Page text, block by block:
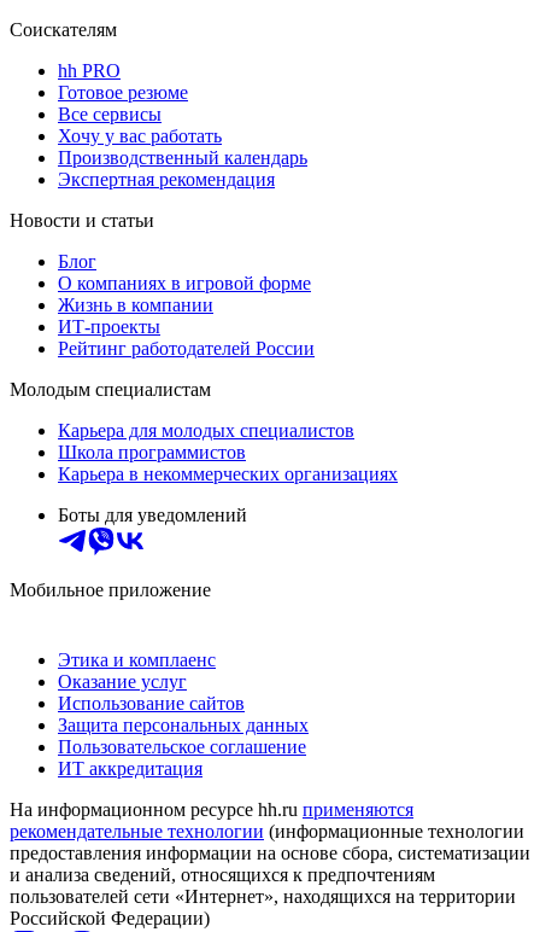
Соискателям
hh PRO
Готовое резюме
Все сервисы
Хочу у вас работать
Производственный календарь
Экспертная рекомендация
Новости и статьи
Блог
О компаниях в игровой форме
Жизнь в компании
ИТ-проекты
Рейтинг работодателей России
Молодым специалистам
Карьера для молодых специалистов
Школа программистов
Карьера в некоммерческих организациях
Боты для уведомлений
Мобильное приложение
Этика и комплаенс
Оказание услуг
Использование сайтов
Защита персональных данных
Пользовательское соглашение
ИТ аккредитация
На информационном ресурсе hh.ru применяются
рекомендательные технологии (информационные технологии
предоставления информации на основе сбора, систематизации
и анализа сведений, относящихся к предпочтениям
пользователей сети «Интернет», находящихся на территории
Российской Федерации)